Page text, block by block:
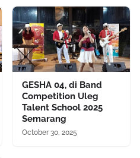
GESHA 04, di Band
Competition Uleg
Talent School 2025
Semarang
October 30, 2025